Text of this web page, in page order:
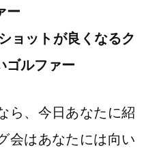
ー
ョットが良くなるク
ゴルファー
ら、今日あなたに紹
会はあなたには向い